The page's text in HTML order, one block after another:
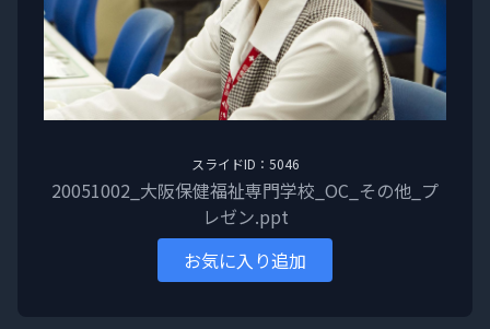
スライドID：5046
20051002_大阪保健福祉専門学校_OC_その他_プ
レゼン.ppt
お気に入り追加